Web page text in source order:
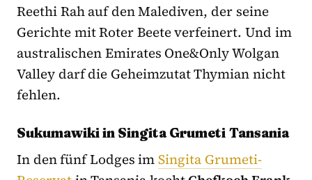
Reethi Rah auf den Malediven, der seine
Gerichte mit Roter Beete verfeinert. Und im
australischen Emirates One&Only Wolgan
Valley darf die Geheimzutat Thymian nicht
fehlen.
Sukumawiki in Singita Grumeti Tansania
In den fünf Lodges imSingita Grumeti-